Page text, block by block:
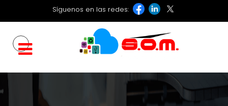
Síguenos en las redes: